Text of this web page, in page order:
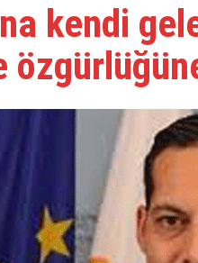
kendi